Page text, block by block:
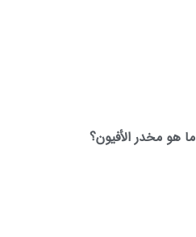
ما هو مخدر الأفيون؟